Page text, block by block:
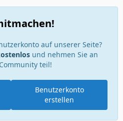
auf unserer Seite?
und nehmen Sie an
teil!
Benutzerkonto
erstellen